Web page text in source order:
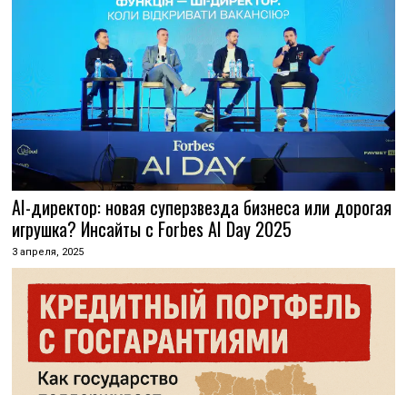
AI-директор: новая суперзвезда бизнеса или дорогая
игрушка? Инсайты с Forbes AI Day 2025
3 апреля, 2025